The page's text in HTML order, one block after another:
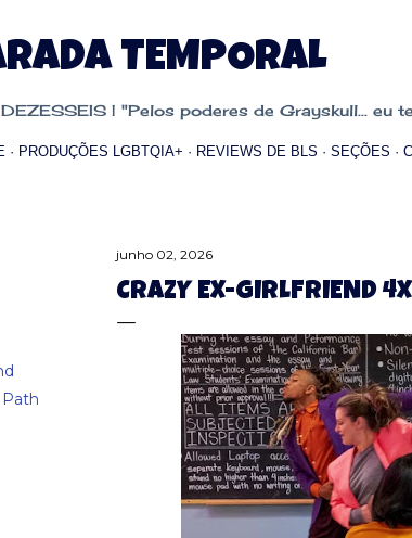
TEMPORAL
| "Pelos poderes de Grayskull... eu
PRODUÇÕES LGBTQIA+ REVIEWS DE BLS SEÇÕES
junho 02, 2026
CRAZY EX-GIRLFRIEND